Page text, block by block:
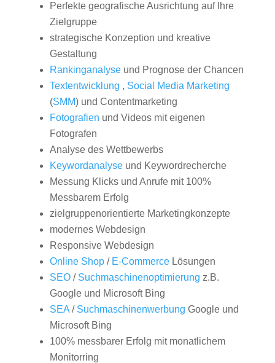
Perfekte geografische Ausrichtung auf Ihre
Zielgruppe
strategische Konzeption und kreative
Gestaltung
Rankinganalyseund Prognose der Chancen
Textentwicklung , Social Media Marketing
(SMM) und Contentmarketing
Fotografien und Videos mit eigenen
Fotografen
Analyse des Wettbewerbs
Keywordanalyseund Keywordrecherche
Messung Klicks und Anrufe mit 100%
Messbarem Erfolg
zielgruppenorientierte Marketingkonzepte
modernes Webdesign
Responsive Webdesign
Online Shop/ E-CommerceLösungen
SEO/ Suchmaschinenoptimierung z.B.
Google und Microsoft Bing
SEA/ Suchmaschinenwerbung Google und
Microsoft Bing
100% messbarer Erfolg mit monatlichem
Monitorring